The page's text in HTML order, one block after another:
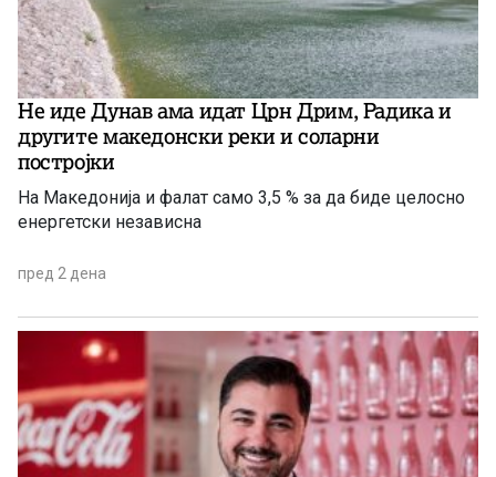
Не иде Дунав ама идат Црн Дрим, Радика и
другите македонски реки и соларни
постројки
На Македонија и фалат само 3,5 % за да биде целосно
енергетски независна
пред 2 дена